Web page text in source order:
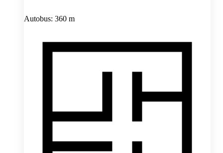
Autobus: 360 m